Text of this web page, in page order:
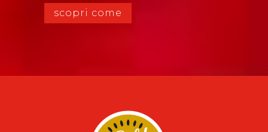
scopri come